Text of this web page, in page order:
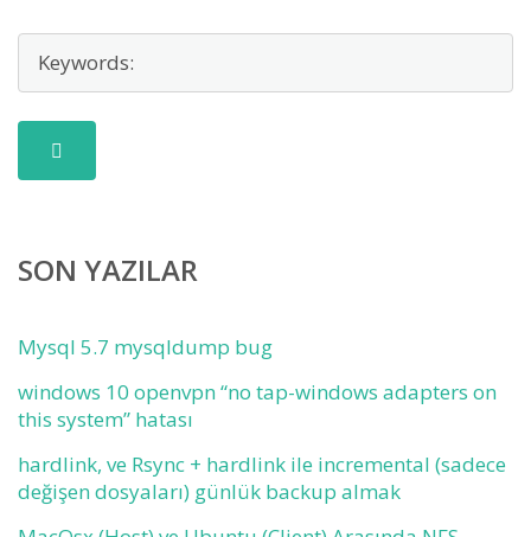
SON YAZILAR
Mysql 5.7 mysqldump bug
windows 10 openvpn “no tap-windows adapters on
this system” hatası
hardlink, ve Rsync + hardlink ile incremental (sadece
değişen dosyaları) günlük backup almak